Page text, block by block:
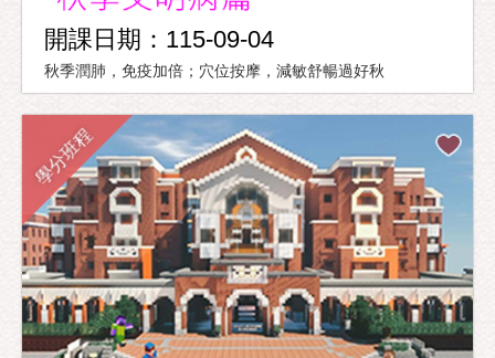
開課日期：115-09-04
秋季潤肺，免疫加倍；穴位按摩，減敏舒暢過好秋
學分班程